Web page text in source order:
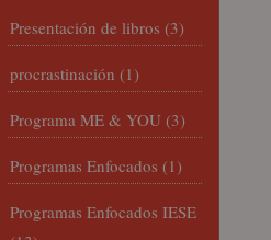
Presentación de libros (3)
procrastinación (1)
Programa ME & YOU (3)
Programas Enfocados (1)
Programas Enfocados IESE